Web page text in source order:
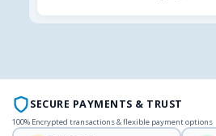
SECURE PAYMENTS & TRUST
100% Encrypted transactions & flexible payment options